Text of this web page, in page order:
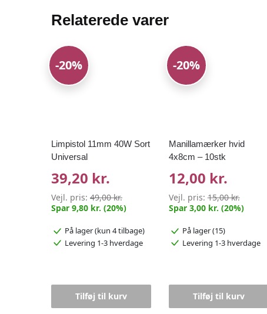
Relaterede varer
-20%
Limpistol 11mm 40W Sort
Universal
39,20 kr.
Vejl. pris:49,00 kr.
Spar 9,80 kr. (20%)
På lager(kun 4 tilbage)
Levering 1-3 hverdage
Tilføj til kurv
-20%
Manillamærker hvid
4x8cm – 10stk
12,00 kr.
Vejl. pris:15,00 kr.
Spar 3,00 kr. (20%)
På lager (15)
Levering 1-3 hverdage
Tilføj til kurv